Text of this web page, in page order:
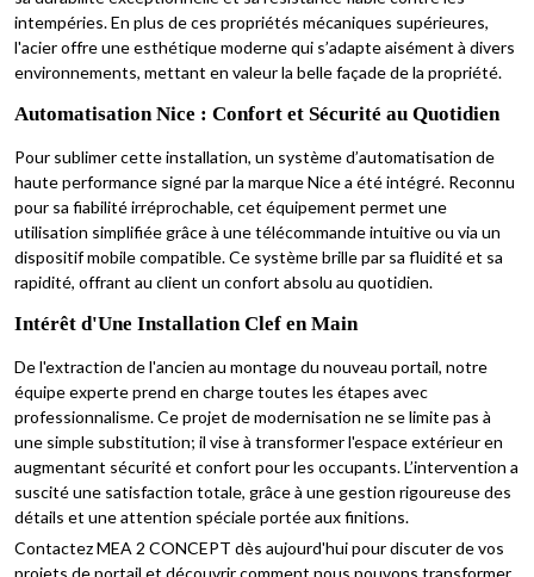
intempéries. En plus de ces propriétés mécaniques supérieures,
l'acier offre une esthétique moderne qui s’adapte aisément à divers
environnements, mettant en valeur la belle façade de la propriété.
Automatisation Nice : Confort et Sécurité au Quotidien
Pour sublimer cette installation, un système d’automatisation de
haute performance signé par la marque Nice a été intégré. Reconnu
pour sa fiabilité irréprochable, cet équipement permet une
utilisation simplifiée grâce à une télécommande intuitive ou via un
dispositif mobile compatible. Ce système brille par sa fluidité et sa
rapidité, offrant au client un confort absolu au quotidien.
Intérêt d'Une Installation Clef en Main
De l'extraction de l'ancien au montage du nouveau portail, notre
équipe experte prend en charge toutes les étapes avec
professionnalisme. Ce projet de modernisation ne se limite pas à
une simple substitution; il vise à transformer l'espace extérieur en
augmentant sécurité et confort pour les occupants. L’intervention a
suscité une satisfaction totale, grâce à une gestion rigoureuse des
détails et une attention spéciale portée aux finitions.
Contactez MEA 2 CONCEPT dès aujourd'hui pour discuter de vos
projets de portail et découvrir comment nous pouvons transformer